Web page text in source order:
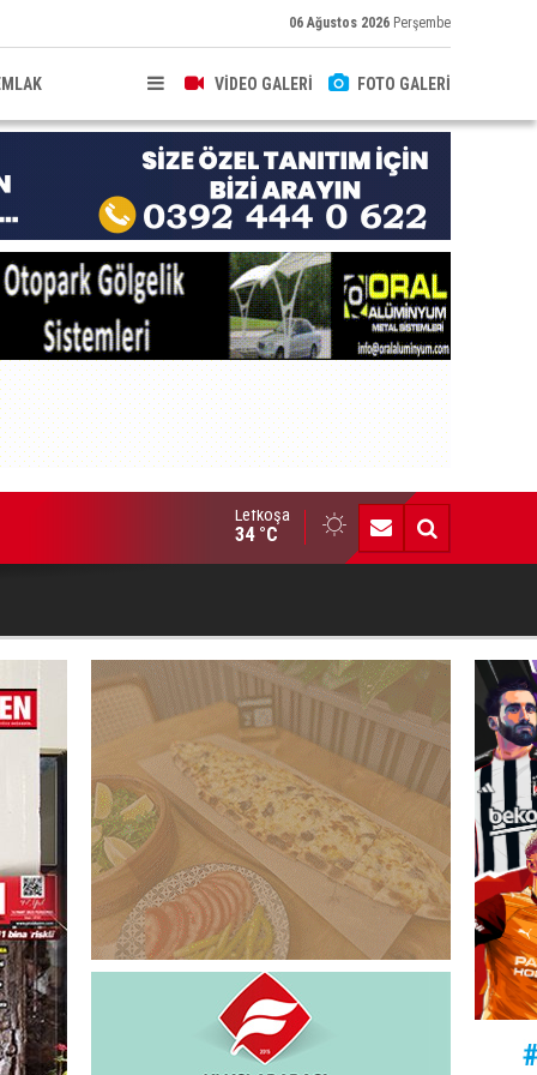
06 Ağustos 2026 Perşembe
VİDEO GALERİ FOTO GALERİ
Türk Üniversite Öğrencileri Kongresi için kayıtlar sürüyor
Lefkoşa
34 °C